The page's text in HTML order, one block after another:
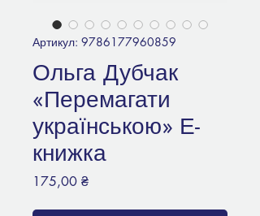
Артикул: 9786177960859
Ольга Дубчак
«Перемагати
українською» Е-
книжка
175,00 ₴Ціна